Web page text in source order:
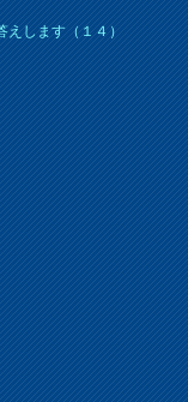
えします（１４）